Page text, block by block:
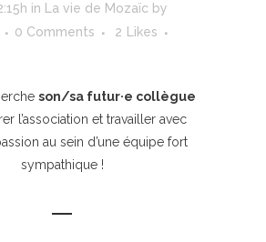
in La vie de Mozaïc by
0 Comments 2
Likes
son/sa futur·e collègue
l’association et travailler avec
au sein d’une équipe fort
sympathique !